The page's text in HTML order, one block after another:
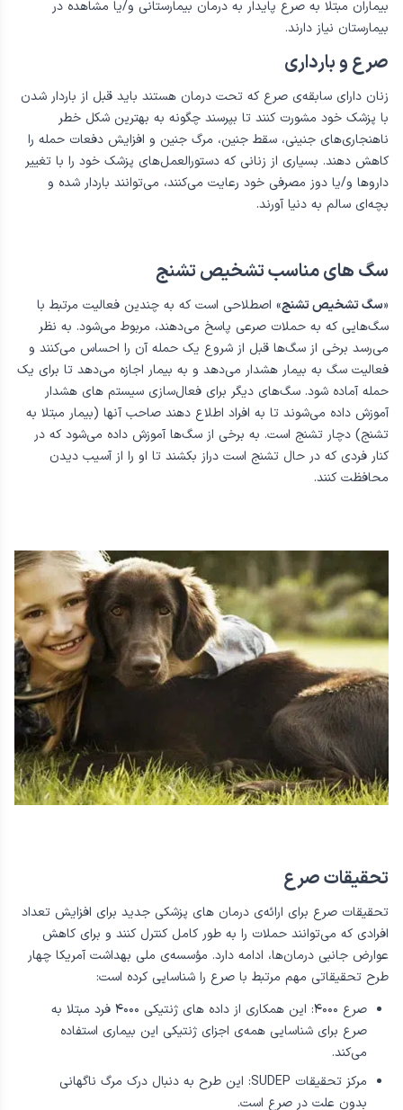
حملات طولانی مدت (پنج دقیقه یا بیشتر) را می‌توان صرع پایدار نامید.
این بیماری اورژانسی است و برای جلوگیری از کمبود اکسیژن و سایر
مشکلات تهدید کننده زندگی نیاز به درمان اورژانسی دارد. اغلب اوقات،
صرع پایدار با داروهای داخل وریدی و اکسیژن مکمل درمان می‌شود. اکثر
بیماران مبتلا به صرع پایدار به درمان بیمارستانی و/یا مشاهده در
بیمارستان نیاز دارند.
صرع و بارداری
زنان دارای سابقه‌ی صرع که تحت درمان هستند باید قبل از باردار شدن
با پزشک خود مشورت کنند تا بپرسند چگونه به بهترین شکل خطر
داروها و/یا دوز مصرفی خود رعایت می‌کنند، می‌توانند باردار شده و
بچه‌ای سالم به دنیا آورند.
سگ های مناسب تشخیص تشنج
«سگ تشخیص تشنج» اصطلاحی است که به چندین فعالیت مرتبط با
سگ‌هایی که به حملات صرعی پاسخ می‌دهند، مربوط می‌شود. به نظر
می‌رسد برخی از سگ‌ها قبل از شروع یک حمله آن را احساس می‌کنند و
فعالیت سگ به بیمار هشدار می‌دهد و به بیمار اجازه می‌دهد تا برای یک
حمله آماده شود. سگ‌های دیگر برای فعال‌سازی سیستم های هشدار
کنار فردی که در حال تشنج است دراز بکشند تا او را از آسیب دیدن
محافظت کنند.
تحقیقات صرع
تحقیقات صرع برای ارائه‌ی درمان های پزشکی جدید برای افزایش تعداد
افرادی که می‌توانند حملات را به طور کامل کنترل کنند و برای کاهش
عوارض جانبی درمان‌ها، ادامه دارد. مؤسسه‌ی ملی بهداشت آمریکا چهار
طرح تحقیقاتی مهم مرتبط با صرع را شناسایی کرده است: